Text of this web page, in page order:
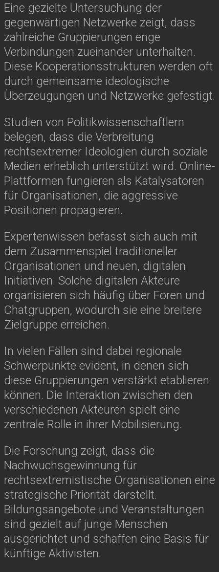
Eine gezielte Untersuchung der
gegenwärtigen Netzwerke zeigt, dass
zahlreiche Gruppierungen enge
Verbindungen zueinander unterhalten.
Diese Kooperationsstrukturen werden oft
durch gemeinsame ideologische
Überzeugungen und Netzwerke gefestigt.
Studien von Politikwissenschaftlern
belegen, dass die Verbreitung
rechtsextremer Ideologien durch soziale
Medien erheblich unterstützt wird. Online-
Plattformen fungieren als Katalysatoren
für Organisationen, die aggressive
Positionen propagieren.
Expertenwissen befasst sich auch mit
dem Zusammenspiel traditioneller
Organisationen und neuen, digitalen
Initiativen. Solche digitalen Akteure
organisieren sich häufig über Foren und
Chatgruppen, wodurch sie eine breitere
Zielgruppe erreichen.
In vielen Fällen sind dabei regionale
Schwerpunkte evident, in denen sich
diese Gruppierungen verstärkt etablieren
können. Die Interaktion zwischen den
verschiedenen Akteuren spielt eine
zentrale Rolle in ihrer Mobilisierung.
Die Forschung zeigt, dass die
Nachwuchsgewinnung für
rechtsextremistische Organisationen eine
strategische Priorität darstellt.
Bildungsangebote und Veranstaltungen
sind gezielt auf junge Menschen
ausgerichtet und schaffen eine Basis für
künftige Aktivisten.